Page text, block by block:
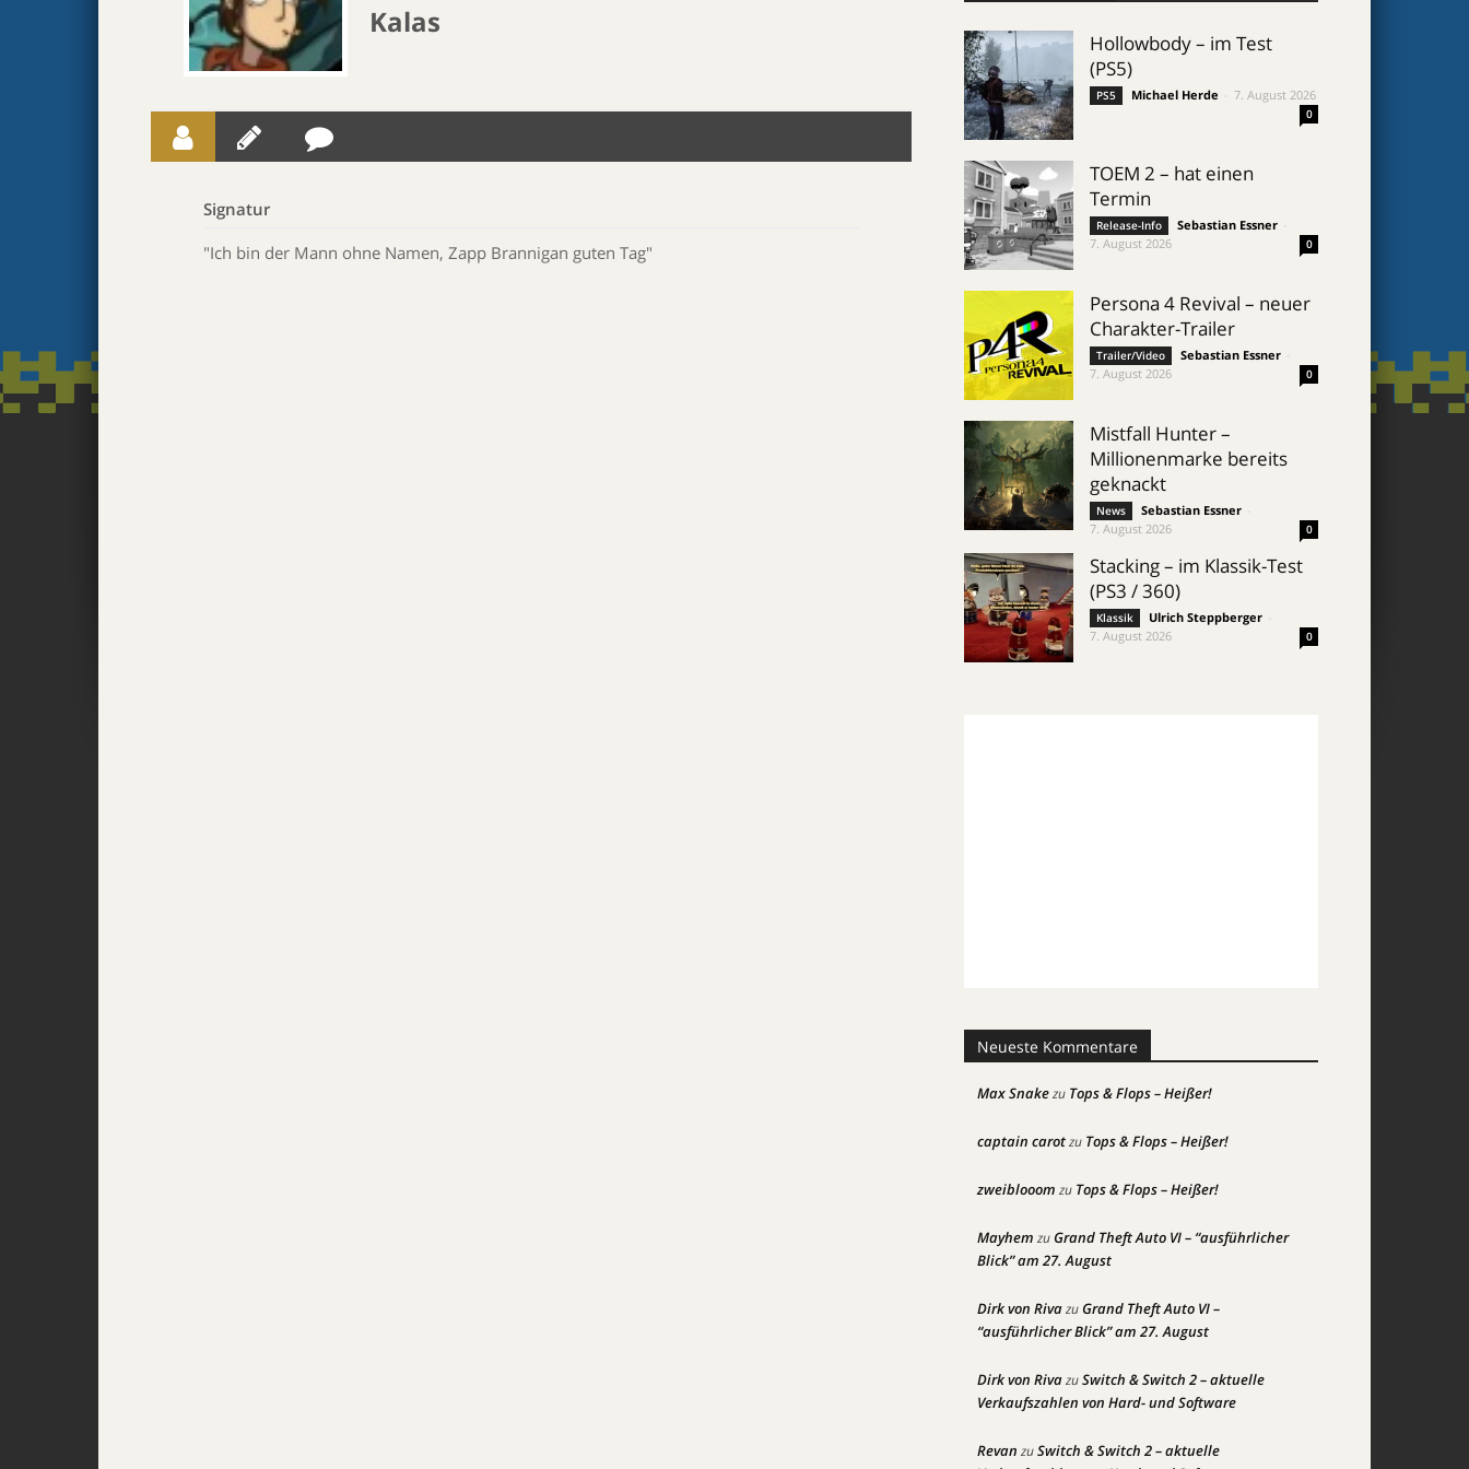
Kalas
Signatur
"Ich bin der Mann ohne Namen, Zapp Brannigan guten Tag"
Hollowbody – im Test
(PS5)
PS5 Michael Herde 7. August 2026
0
TOEM 2 – hat einen
Termin
Release-Info Sebastian Essner
7. August 2026
0
Persona 4 Revival – neuer
Charakter-Trailer
Trailer/Video Sebastian Essner
7. August 2026
0
Mistfall Hunter –
Millionenmarke bereits
geknackt
News Sebastian Essner
7. August 2026
0
Stacking – im Klassik-Test
(PS3 / 360)
Klassik Ulrich Steppberger
7. August 2026
0
Neueste Kommentare
Max Snakezu Tops & Flops – Heißer!
captain carotzu Tops & Flops – Heißer!
zweiblooom zu Tops & Flops – Heißer!
Mayhem zuGrand Theft Auto VI – “ausführlicher
Blick” am 27. August
Dirk von RivazuGrand Theft Auto VI –
“ausführlicher Blick” am 27. August
Dirk von RivazuSwitch & Switch 2 – aktuelle
Verkaufszahlen von Hard- und Software
Revan zuSwitch & Switch 2 – aktuelle